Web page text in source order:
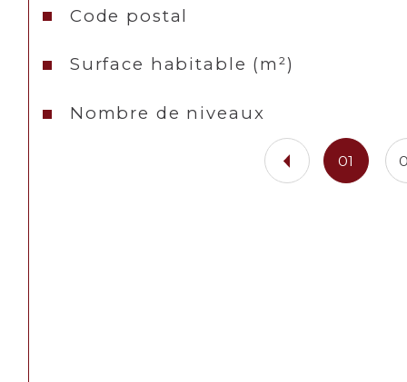
Code postal
Surface habitable (m²)
Nombre de niveaux
01